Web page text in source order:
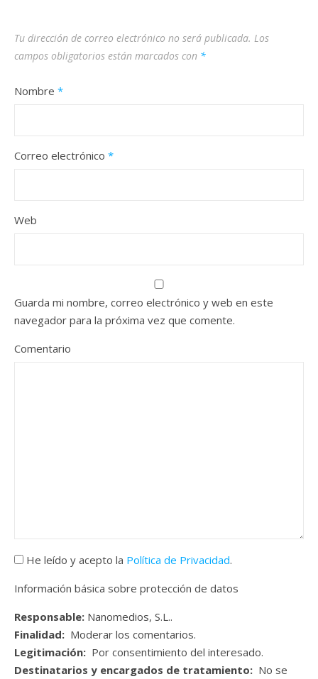
Tu dirección de correo electrónico no será publicada. Los
campos obligatorios están marcados con *
Nombre *
Correo electrónico *
Web
Guarda mi nombre, correo electrónico y web en este
navegador para la próxima vez que comente.
Comentario
He leído y acepto la Política de Privacidad.
Información básica sobre protección de datos
Responsable: Nanomedios, S.L..
Finalidad: Moderar los comentarios.
Legitimación: Por consentimiento del interesado.
Destinatarios y encargados de tratamiento: No se